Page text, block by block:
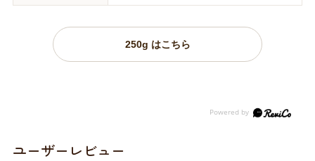
250g はこちら
ユーザーレビュー